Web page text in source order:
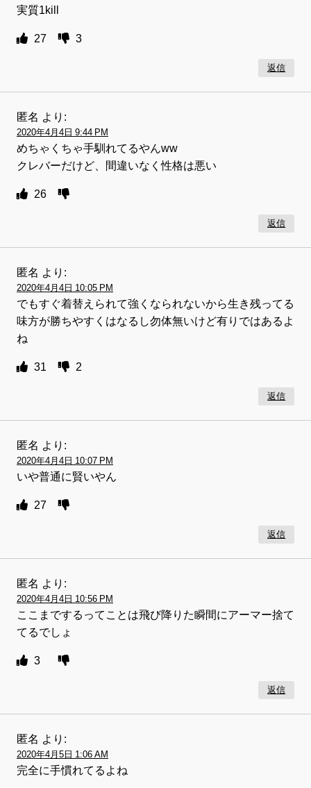
実質1kill
27 3
返信
匿名 より:
2020年4月4日 9:44 PM
めちゃくちゃ手馴れてるやんww
クレバーだけど、間違いなく性格は悪い
26
返信
匿名 より:
2020年4月4日 10:05 PM
でもすぐ着替えられて強くなられないから生き残ってる
味方が勝ちやすくはなるし勿体無いけど有りではあるよ
ね
31 2
返信
匿名 より:
2020年4月4日 10:07 PM
いや普通に賢いやん
27
返信
匿名 より:
2020年4月4日 10:56 PM
ここまでするってことは飛び降りた瞬間にアーマー捨て
てるでしょ
3
返信
匿名 より:
2020年4月5日 1:06 AM
完全に手慣れてるよね